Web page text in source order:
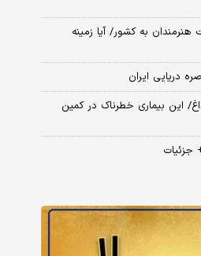
هنرمندان به کشور/ آیا زمینه
دریایی ایران
این بیماری خطرناک در کمین
جزئیات